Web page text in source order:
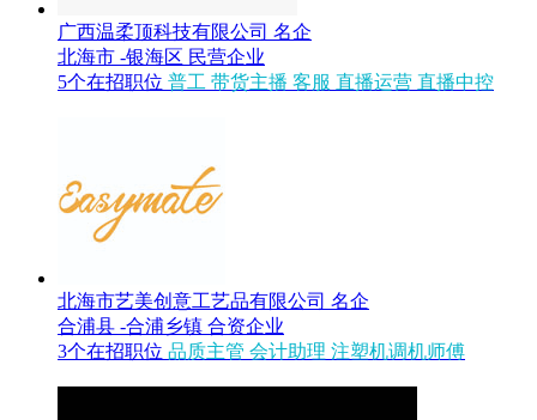
广西温柔顶科技有限公司 名企
北海市 -银海区 民营企业
5个在招职位 普工 带货主播 客服 直播运营 直播中控
北海市艺美创意工艺品有限公司 名企
合浦县 -合浦乡镇 合资企业
3个在招职位 品质主管 会计助理 注塑机调机师傅